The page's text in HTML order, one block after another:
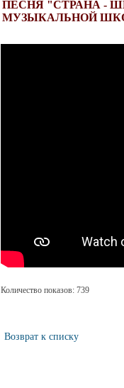
ПЕСНЯ "СТРАНА -
МУЗЫКАЛЬНОЙ
Количество показов: 739
Возврат к списку